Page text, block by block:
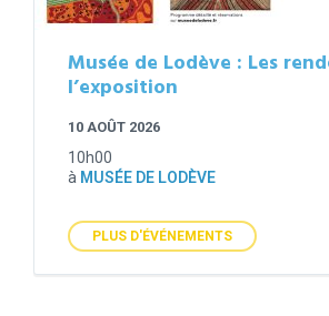
Musée de Lodève : Les
l’exposition
10 AOÛT 2026
10h00
à MUSÉE DE LODÈVE
PLUS D'ÉVÉNEMENTS